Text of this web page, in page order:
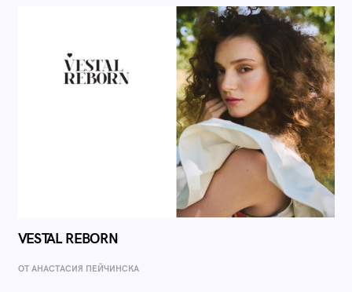
VESTAL REBORN
ОТ AНАСТАСИЯ ПЕЙЧИНСКА